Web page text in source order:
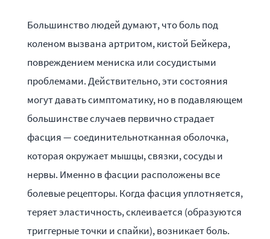
Большинство людей думают, что боль под
коленом вызвана артритом, кистой Бейкера,
повреждением мениска или сосудистыми
проблемами. Действительно, эти состояния
могут давать симптоматику, но в подавляющем
большинстве случаев первично страдает
фасция — соединительнотканная оболочка,
которая окружает мышцы, связки, сосуды и
нервы. Именно в фасции расположены все
болевые рецепторы. Когда фасция уплотняется,
теряет эластичность, склеивается (образуются
триггерные точки и спайки), возникает боль.